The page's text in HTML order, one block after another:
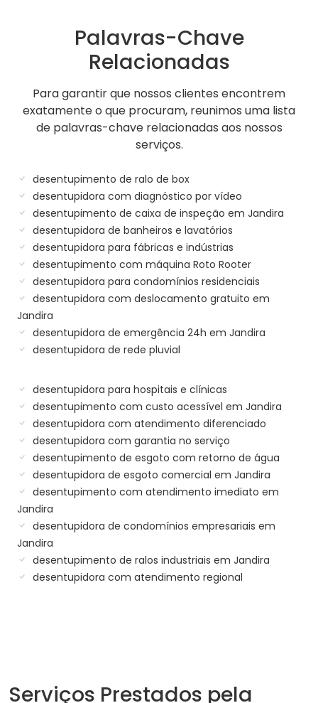
Palavras-Chave
Relacionadas
Para garantir que nossos clientes encontrem
exatamente o que procuram, reunimos uma lista
de palavras-chave relacionadas aos nossos
serviços.
desentupimento de ralo de box
desentupidora com diagnóstico por vídeo
desentupimento de caixa de inspeção em Jandira
desentupidora de banheiros e lavatórios
desentupidora para fábricas e indústrias
desentupimento com máquina Roto Rooter
desentupidora para condomínios residenciais
desentupidora com deslocamento gratuito em
Jandira
desentupidora de emergência 24h em Jandira
desentupidora de rede pluvial
desentupidora para hospitais e clínicas
desentupimento com custo acessível em Jandira
desentupidora com atendimento diferenciado
desentupidora com garantia no serviço
desentupimento de esgoto com retorno de água
desentupidora de esgoto comercial em Jandira
desentupimento com atendimento imediato em
Jandira
desentupidora de condomínios empresariais em
Jandira
desentupimento de ralos industriais em Jandira
desentupidora com atendimento regional
Serviços Prestados pela